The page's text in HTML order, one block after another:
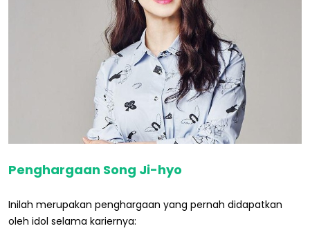
Penghargaan Song Ji-hyo
Inilah merupakan penghargaan yang pernah didapatkan
oleh idol selama kariernya: